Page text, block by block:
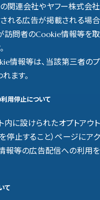
関連会社やヤフー株式会社
れる広告が掲載される場合
訪問者のCookie情報等を取
情報等は、当該第三者のプ
ます。
用停止について
内に設けられたオプトアウト
停止すること）ページにアク
報等の広告配信への利用を
て